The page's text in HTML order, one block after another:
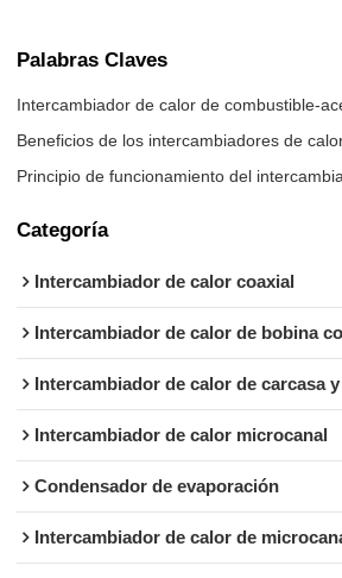
Palabras Claves
Intercambiador de calor de combustible-
Beneficios de los intercambiadores de
Principio de funcionamiento del
Categoría
Intercambiador de calor coaxial
Intercambiador de calor de bobina
Intercambiador de calor de carcasa
Intercambiador de calor microcanal
Condensador de evaporación
Intercambiador de calor de